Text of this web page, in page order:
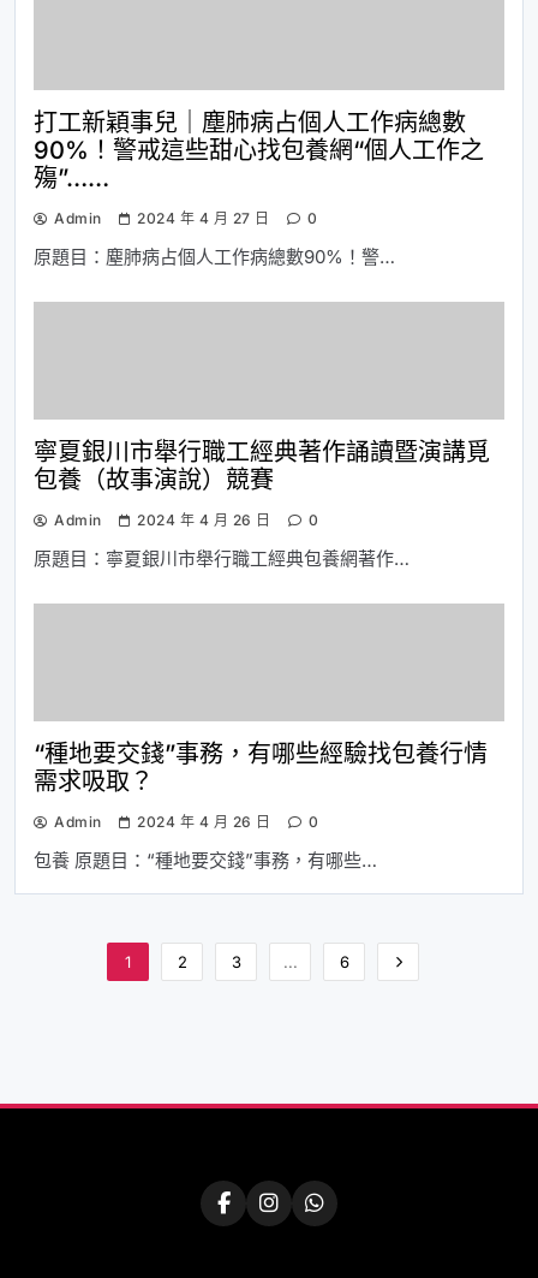
打工新穎事兒｜塵肺病占個人工作病總數
90%！警戒這些甜心找包養網“個人工作之
殤”……
Admin 2024 年 4 月 27 日 0
原題目：塵肺病占個人工作病總數90%！警…
寧夏銀川市舉行職工經典著作誦讀暨演講覓
包養（故事演說）競賽
Admin 2024 年 4 月 26 日 0
原題目：寧夏銀川市舉行職工經典包養網著作…
“種地要交錢”事務，有哪些經驗找包養行情
需求吸取？
Admin 2024 年 4 月 26 日 0
包養 原題目：“種地要交錢”事務，有哪些…
1 2 3 ... 6